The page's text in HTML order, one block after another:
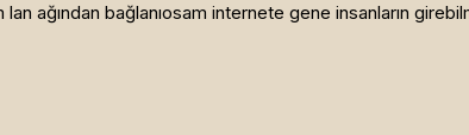
ağından bağlanıosam internete gene insanların